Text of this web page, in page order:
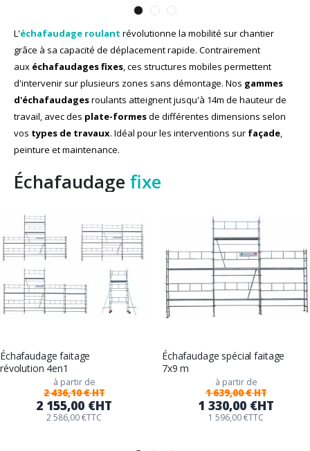
L'échafaudage roulant révolutionne la mobilité sur chantier
grâce à sa capacité de déplacement rapide. Contrairement
aux échafaudages fixes, ces structures mobiles permettent
d'intervenir sur plusieurs zones sans démontage. Nos gammes
d'échafaudagesroulants atteignent jusqu'à 14m de hauteur de
travail, avec des plate-formesde différentes dimensions selon
vos types de travaux. Idéal pour les interventions sur façade,
peinture et maintenance.
Échafaudage fixe
Échafaudage faitage
révolution 4en1
à partir de
2 436,10 € HT
2 155,00 €HT
2 586,00 €TTC
Échafaudage spécial faitage
7x9 m
à partir de
1 639,00 € HT
1 330,00 €HT
1 596,00 €TTC